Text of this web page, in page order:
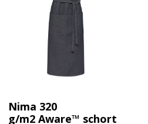
Nima 320
g/m2 Aware™ schort